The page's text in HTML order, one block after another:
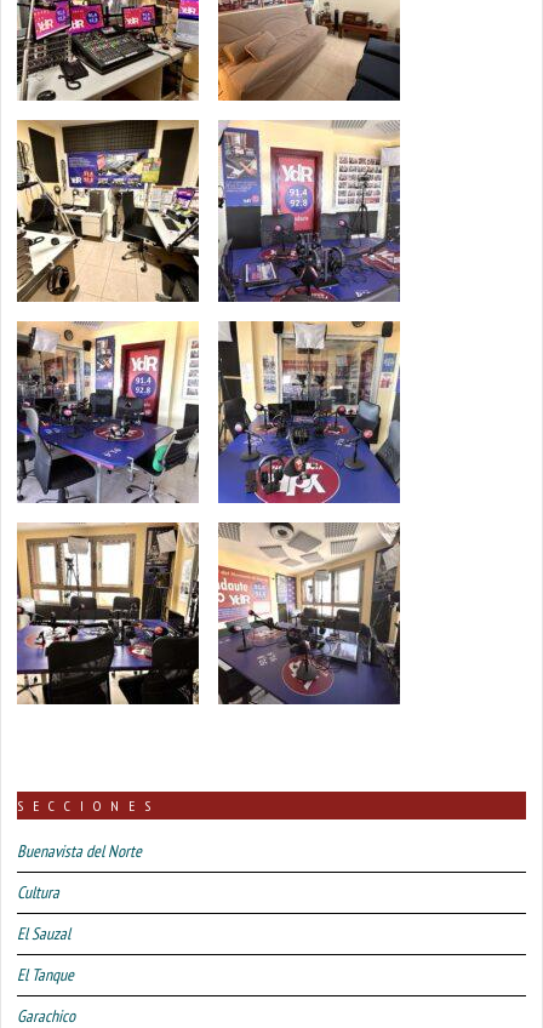
SECCIONES
Buenavista del Norte
Cultura
El Sauzal
El Tanque
Garachico